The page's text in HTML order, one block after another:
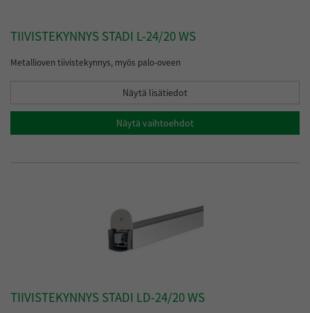
TIIVISTEKYNNYS STADI L-24/20 WS
Metallioven tiivistekynnys, myös palo-oveen
Näytä lisätiedot
Näytä vaihtoehdot
TIIVISTEKYNNYS STADI LD-24/20 WS